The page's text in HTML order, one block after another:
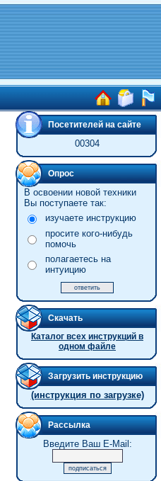
Посетителей на сайте
00304
Опрос
В освоении новой техники
Вы поступаете так:
изучаете инструкцию
просите кого-нибудь
помочь
полагаетесь на
интуицию
Скачать
Каталог всех инструкций в
одном файле
Загрузить инструкцию
(инструкция по загрузке)
Рассылка
Введите Ваш E-Mail: